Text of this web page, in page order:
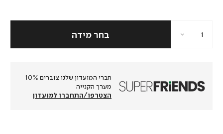
חברי המועדון שלנו צוברים 10%
מערך הקנייה
הצטרפו/התחברו למועדון